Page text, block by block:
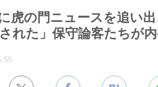
に虎の門ニュースを追い
れた」保守論客たちが